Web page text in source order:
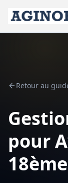
Retour au
pour
18ème